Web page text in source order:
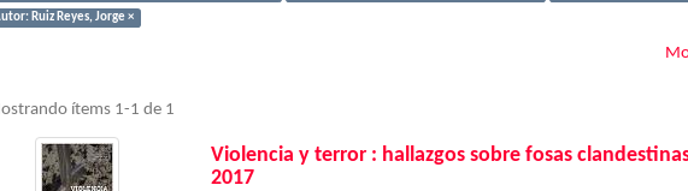
Ruiz Reyes, Jorge ×
ítems 1-1 de 1
Violencia y terror : hallazgos sobre fosas
2017